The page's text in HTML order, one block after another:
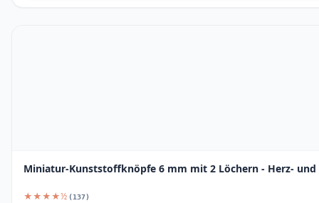
Miniatur-Kunststoffknöpfe 6 mm mit 2 Löchern - Herz-
★★★★½ (137)